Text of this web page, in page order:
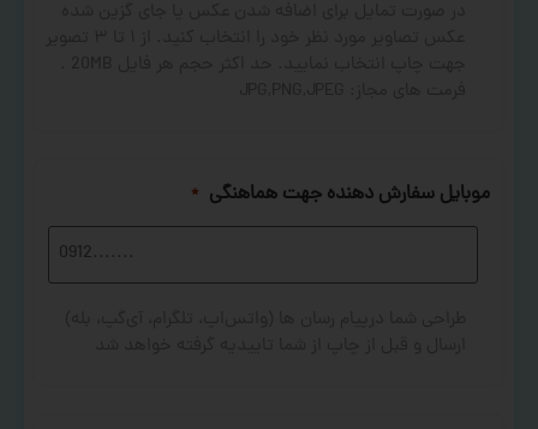
موبایل سفارش دهنده جهت هماهنگی *